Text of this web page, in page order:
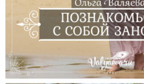
Познакомься С Собой